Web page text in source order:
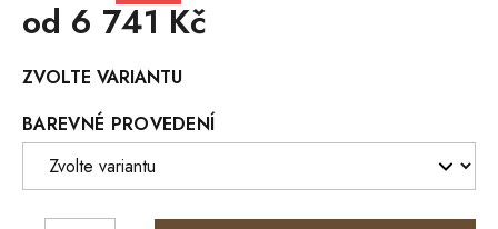
od 6 741 Kč
cena:
ZVOLTE VARIANTU
BAREVNÉ PROVEDENÍ